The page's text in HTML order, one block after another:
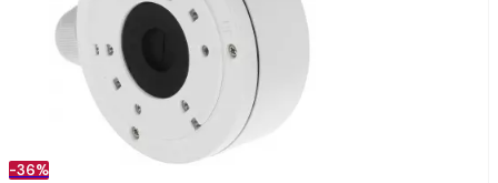
-36%